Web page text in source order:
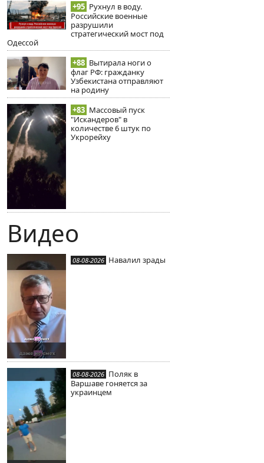
+95 Рухнул в воду.
Российские военные
разрушили
стратегический мост под
Одессой
+88 Вытирала ноги о
флаг РФ: гражданку
Узбекистана отправляют
на родину
+83 Массовый пуск
"Искандеров" в
количестве 6 штук по
Укрорейху
Видео
08-08-2026 Навалил зрады
08-08-2026 Поляк в
Варшаве гоняется за
украинцем